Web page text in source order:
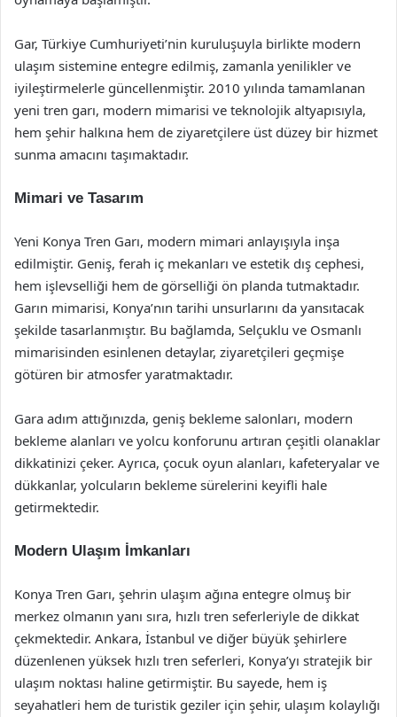
Gar, Türkiye Cumhuriyeti’nin kuruluşuyla birlikte modern
ulaşım sistemine entegre edilmiş, zamanla yenilikler ve
iyileştirmelerle güncellenmiştir. 2010 yılında tamamlanan
yeni tren garı, modern mimarisi ve teknolojik altyapısıyla,
hem şehir halkına hem de ziyaretçilere üst düzey bir hizmet
sunma amacını taşımaktadır.
Mimari ve Tasarım
Yeni Konya Tren Garı, modern mimari anlayışıyla inşa
edilmiştir. Geniş, ferah iç mekanları ve estetik dış cephesi,
hem işlevselliği hem de görselliği ön planda tutmaktadır.
Garın mimarisi, Konya’nın tarihi unsurlarını da yansıtacak
şekilde tasarlanmıştır. Bu bağlamda, Selçuklu ve Osmanlı
mimarisinden esinlenen detaylar, ziyaretçileri geçmişe
götüren bir atmosfer yaratmaktadır.
Gara adım attığınızda, geniş bekleme salonları, modern
bekleme alanları ve yolcu konforunu artıran çeşitli olanaklar
dikkatinizi çeker. Ayrıca, çocuk oyun alanları, kafeteryalar ve
dükkanlar, yolcuların bekleme sürelerini keyifli hale
getirmektedir.
Modern Ulaşım İmkanları
Konya Tren Garı, şehrin ulaşım ağına entegre olmuş bir
merkez olmanın yanı sıra, hızlı tren seferleriyle de dikkat
çekmektedir. Ankara, İstanbul ve diğer büyük şehirlere
düzenlenen yüksek hızlı tren seferleri, Konya’yı stratejik bir
ulaşım noktası haline getirmiştir. Bu sayede, hem iş
seyahatleri hem de turistik geziler için şehir, ulaşım kolaylığı